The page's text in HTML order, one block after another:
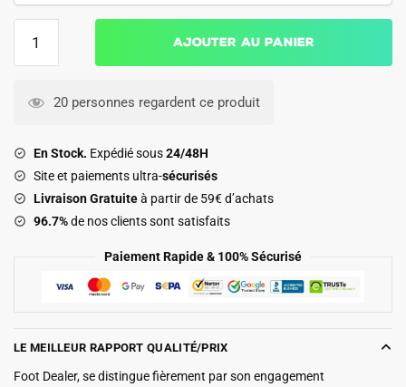
Galatasaray
2026
2027
Ajouter au panier
20 personnes regardent ce produit
En Stock. Expédié sous24/48H
Site et paiements ultra-sécurisés
Livraison Gratuiteà partir de 59€ d’achats
96.7%de nos clients sont satisfaits
Paiement Rapide & 100% Sécurisé
LE MEILLEUR RAPPORT QUALITÉ/PRIX
Foot Dealer, se distingue fièrement par son engagement